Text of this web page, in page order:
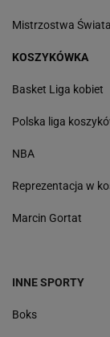
Mistrzostwa Świata
KOSZYKÓWKA
Basket Liga kobiet
Polska liga
NBA
Reprezentacja w
Marcin Gortat
INNE SPORTY
Boks